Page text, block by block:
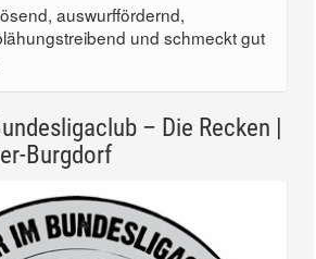
auswurffördernd,
und schmeckt gut
– Die Recken |
Burgdorf